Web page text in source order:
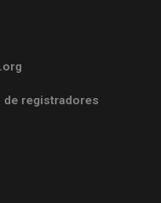
de registradores
(abre en ventana nueva)